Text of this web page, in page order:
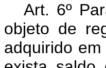
Art. 6º
objeto de
adquirido